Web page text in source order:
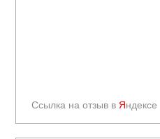
Ссылка на отзыв в Яндексе